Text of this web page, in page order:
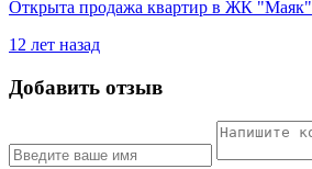
Открыта продажа квартир в ЖК "Маяк"
12 лет назад
Добавить отзыв